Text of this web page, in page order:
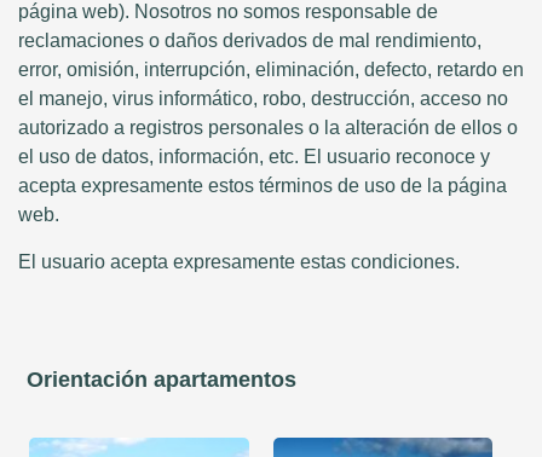
página web). Nosotros no somos responsable de
reclamaciones o daños derivados de mal rendimiento,
error, omisión, interrupción, eliminación, defecto, retardo en
el manejo, virus informático, robo, destrucción, acceso no
autorizado a registros personales o la alteración de ellos o
el uso de datos, información, etc. El usuario reconoce y
acepta expresamente estos términos de uso de la página
web.
El usuario acepta expresamente estas condiciones.
Orientación apartamentos